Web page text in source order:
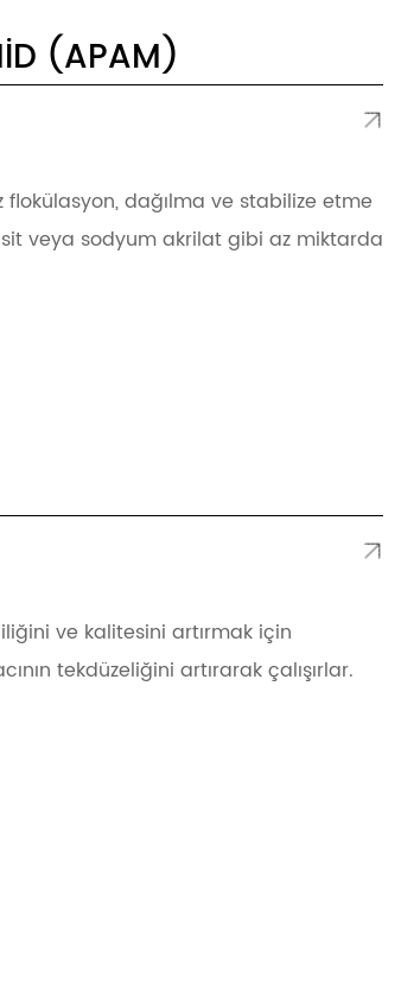
(APAM)
flokülasyon, dağılma ve stabilize etme
veya sodyum akrilat gibi az miktarda
ve kalitesini artırmak için
tekdüzeliğini artırarak çalışırlar.